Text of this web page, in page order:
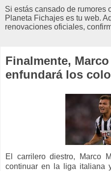
Si estás cansado de rumores
Planeta Fichajes es tu web.
renovaciones oficiales,
Finalmente,
enfundará los
El carrilero diestro, Marco
continuar en la liga italiana